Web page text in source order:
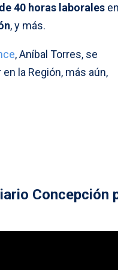
40 horas laborales
, y más.
, Aníbal Torres, se
la Región, más aún,
Concepción